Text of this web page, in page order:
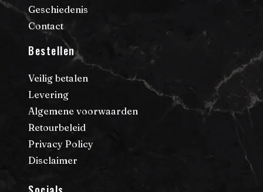
Geschiedenis
Contact
Bestellen
Veilig betalen
Levering
Algemene voorwaarden
Retourbeleid
Privacy Policy
Disclaimer